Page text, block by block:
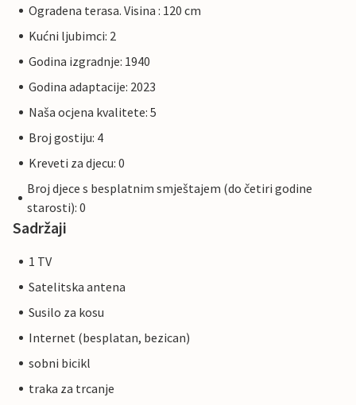
Ogradena terasa. Visina : 120 cm
Kućni ljubimci: 2
Godina izgradnje: 1940
Godina adaptacije: 2023
Naša ocjena kvalitete: 5
Broj gostiju: 4
Kreveti za djecu: 0
Broj djece s besplatnim smještajem (do četiri godine
starosti): 0
Sadržaji
1 TV
Satelitska antena
Susilo za kosu
Internet (besplatan, bezican)
sobni bicikl
traka za trcanje